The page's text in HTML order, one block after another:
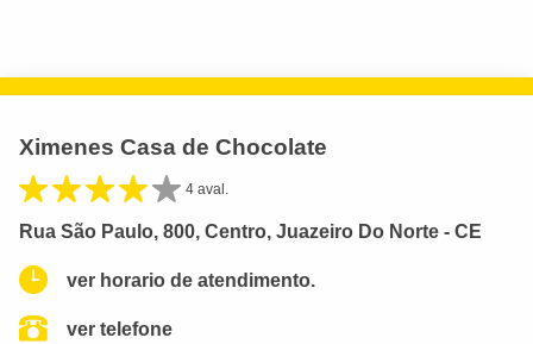
Ximenes Casa de Chocolate
4 aval.
Rua São Paulo, 800, Centro, Juazeiro Do Norte - CE
ver horario de atendimento.
ver telefone